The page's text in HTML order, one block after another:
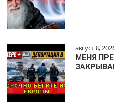
август 8,
МЕНЯ